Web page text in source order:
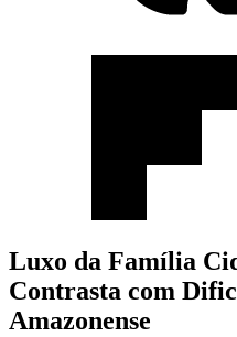
Luxo da Família
Contrasta com
Amazonense